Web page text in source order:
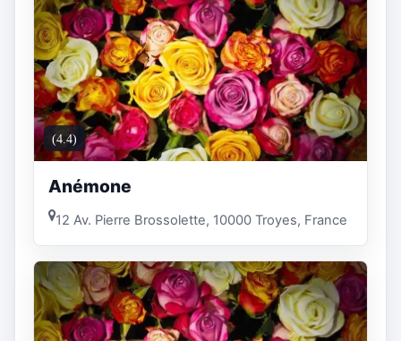
(4.4)
Anémone
12 Av. Pierre Brossolette, 10000 Troyes, France